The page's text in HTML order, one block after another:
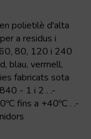
polietilè d'alta
a residus i
80, 120 i 240
blau, vermell,
fabricats sota
- 1 i 2 . .-
fins a +40ºC . .-